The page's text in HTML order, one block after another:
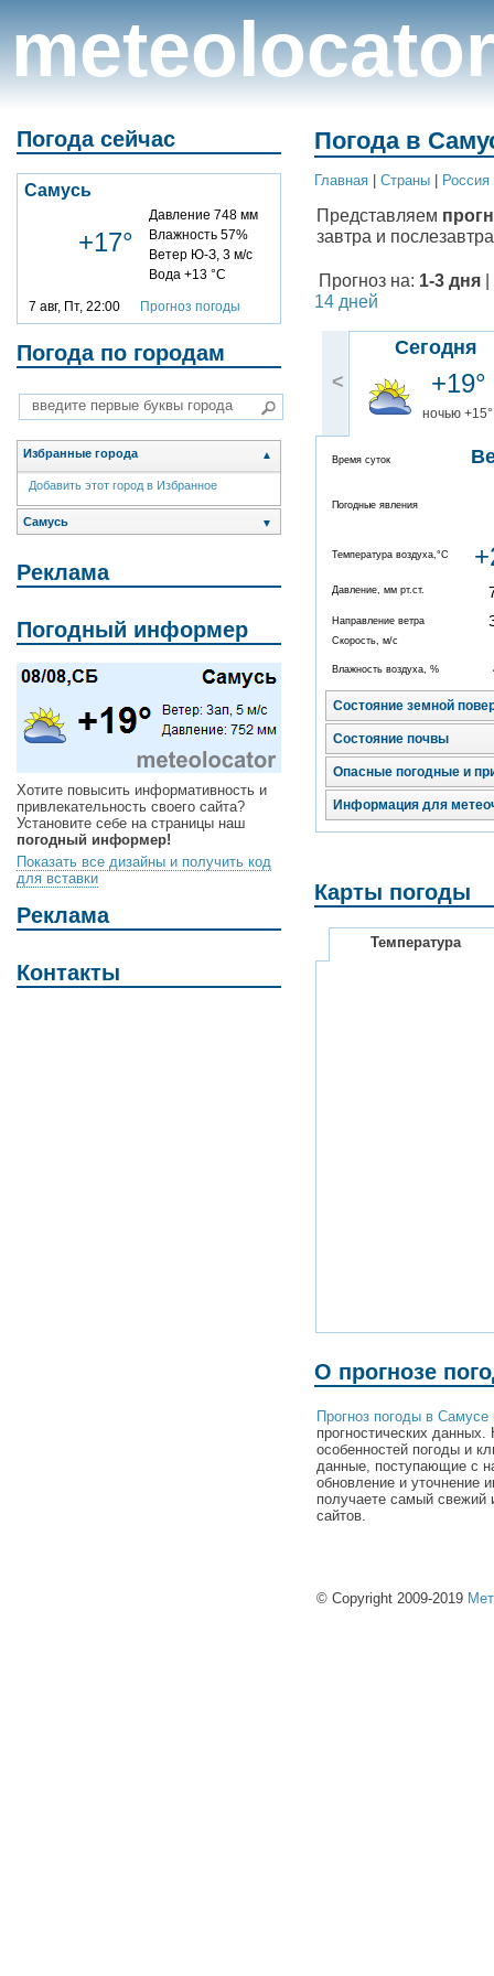
meteolocator
Погода сейчас
Самусь
+17°
Давление 748 мм
Влажность 57%
Ветер Ю-З, 3 м/с
Вода +13 °C
7 авг, Пт, 22:00 Прогноз погоды
Погода по городам
Избранные города ▲
Добавить этот город в Избранное
Самусь ▼
Реклама
Погодный информер
Хотите повысить информативность и
привлекательность своего сайта?
Установите себе на страницы наш
погодный информер!
Показать все дизайны и получить код
для вставки
Реклама
Контакты
Погода в
Главная Cтраны Россия
Представляем
завтра и
Прогноз на: 1-3 дня
14 дней
<
Сегодня
+19°
ночью +15°
Время суток
Погодные явления
Температура воздуха,°C
Давление, мм рт.ст.
Направление ветра
Скорость, м/с
Влажность воздуха, %
Состояние земной
Состояние почвы
Опасные погодные и
Информация для
Карты погоды
Температура
О прогнозе
Прогноз погоды в Самусе
прогностических
особенностей погоды и
данные, поступающие с
обновление и уточнение
получаете самый свежий
сайтов.
© Copyright 2009-2019